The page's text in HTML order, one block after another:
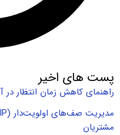
پست های اخیر
راهنمای کاهش زمان انتظار در
مشتریان